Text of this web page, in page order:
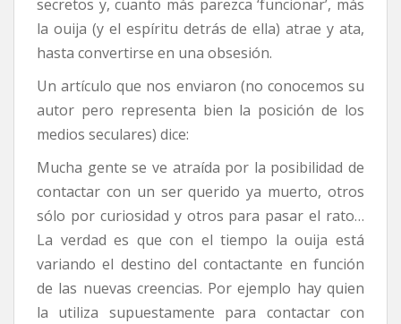
secretos y, cuanto más parezca ‘funcionar’, más
la ouija (y el espíritu detrás de ella) atrae y ata,
hasta convertirse en una obsesión.
Un artículo que nos enviaron (no conocemos su
autor pero representa bien la posición de los
medios seculares) dice:
Mucha gente se ve atraída por la posibilidad de
contactar con un ser querido ya muerto, otros
sólo por curiosidad y otros para pasar el rato…
La verdad es que con el tiempo la ouija está
variando el destino del contactante en función
de las nuevas creencias. Por ejemplo hay quien
la utiliza supuestamente para contactar con